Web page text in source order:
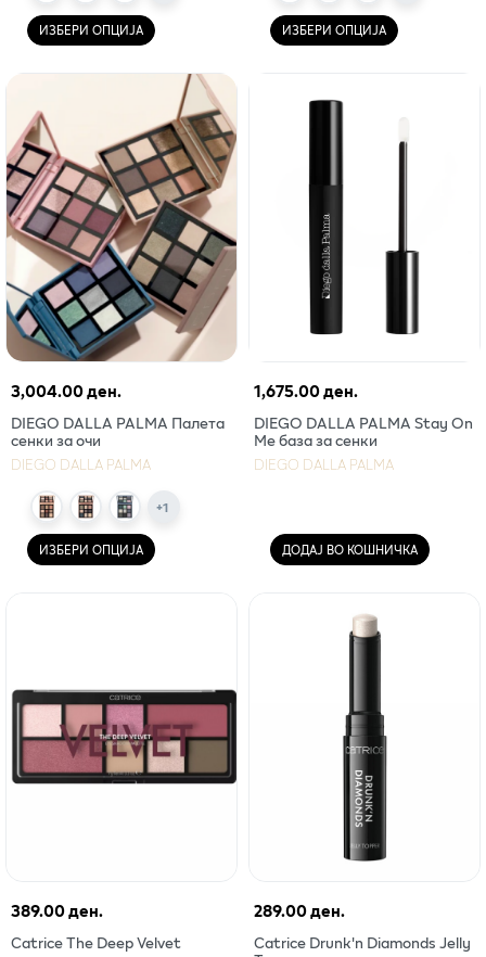
ИЗБЕРИ ОПЦИЈА ИЗБЕРИ ОПЦИЈА
3,004.00 ден.
DIEGO DALLA PALMA Палета
сенки за очи
DIEGO DALLA PALMA
+1
ИЗБЕРИ ОПЦИЈА
1,675.00 ден.
DIEGO DALLA PALMA Stay On
Мe база за сенки
DIEGO DALLA PALMA
ДОДАЈ ВО КОШНИЧКА
389.00 ден.
Catrice The Deep Velvet
289.00 ден.
Catrice Drunk'n Diamonds Jelly